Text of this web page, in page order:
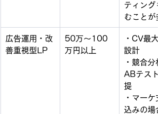
ティング
むことが
広告運用・改
善重視型LP
50万〜100
万円以上
・CV最大
設計
・競合分
ABテスト
提
・マーケ
込みの場